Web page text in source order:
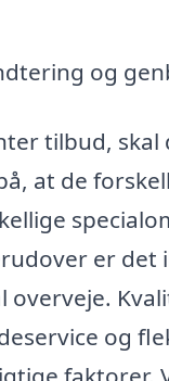
og
tilbud,
at de
er det
overveje.
og